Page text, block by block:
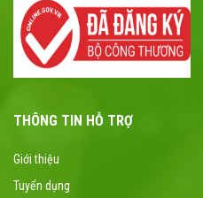
THÔNG TIN HỖ TRỢ
Giới thiệu
Tuyển dụng